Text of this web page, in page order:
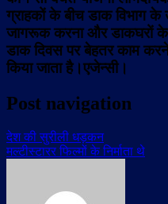
ग्राहकों के बीच डाक विभाग के
जागरूक करना और डाकघरों के
डाक दिवस पर बेहतर काम करने
किया जाता है।एजेन्सी।
Post navigation
देश की सुरीली धड़कन
मल्टीस्टारर फिल्मों के निर्माता थे